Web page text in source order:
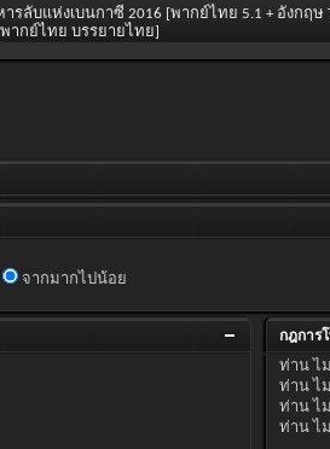
หารลับแห่งเบนกาซี 2016 [พากย์ไทย 5.1 + อังกฤษ
[พากย์ไทย บรรยายไทย]
จากมากไปน้อย
กฎการ
ท่านไ
ท่านไ
ท่านไ
ท่านไ